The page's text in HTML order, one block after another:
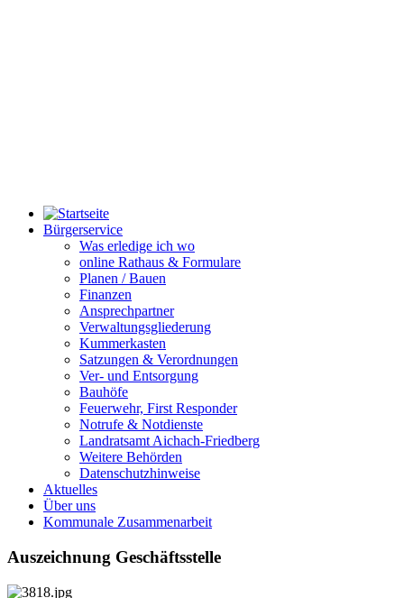
Bürgerservice
Was erledige ich wo
online Rathaus & Formulare
Planen / Bauen
Finanzen
Ansprechpartner
Verwaltungsgliederung
Kummerkasten
Satzungen & Verordnungen
Ver- und Entsorgung
Bauhöfe
Feuerwehr, First Responder
Notrufe & Notdienste
Landratsamt Aichach-Friedberg
Weitere Behörden
Datenschutzhinweise
Aktuelles
Über uns
Kommunale Zusammenarbeit
Auszeichnung Geschäftsstelle